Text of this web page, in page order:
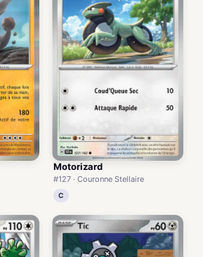
Motorizard
#127 · Couronne Stellaire
C